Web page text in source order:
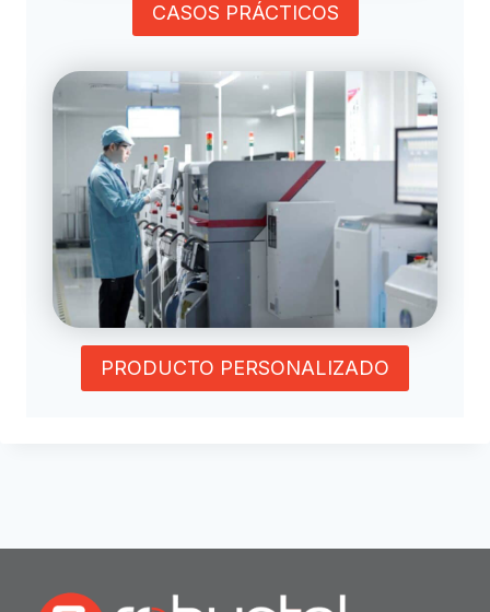
CASOS PRÁCTICOS
PRODUCTO PERSONALIZADO